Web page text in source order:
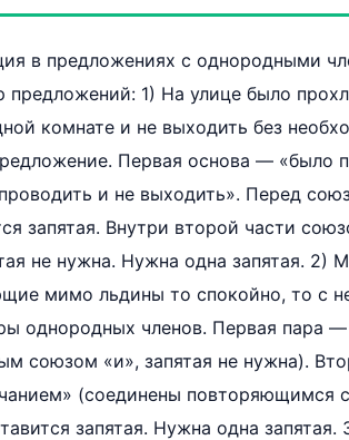
в предложениях с однородными
предложений: 1) На улице было
комнате и не выходить без
Первая основа — «было
и не выходить». Перед
запятая. Внутри второй части
не нужна. Нужна одна запятая. 2)
мимо льдины то спокойно, то с
однородных членов. Первая пара —
союзом «и», запятая не нужна).
(соединены повторяющимся
запятая. Нужна одна